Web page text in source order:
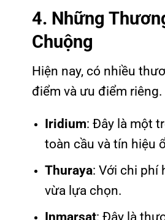
4. Những
Chuộng
Hiện nay, có nhiều
điểm và ưu điểm
Iridium: Đây là một
toàn cầu và tín hiệu
Thuraya: Với chi phí
vừa lựa chọn.
Inmarsat: Đây là